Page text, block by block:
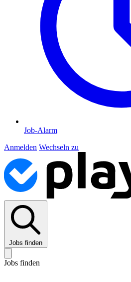
Job-Alarm
Anmelden Wechseln zu
Jobs finden
Jobs finden